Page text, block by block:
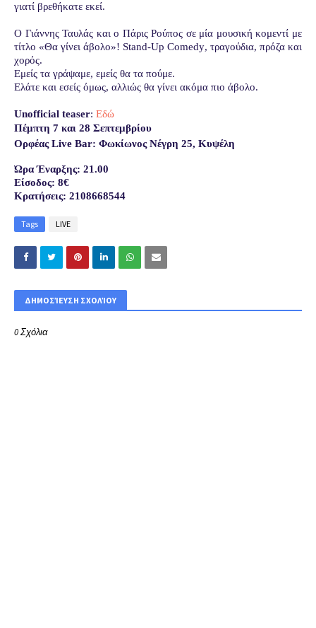
γιατί βρεθήκατε εκεί.
Ο Γιάννης Ταυλάς και ο Πάρις Ρούπος σε μία μουσική κομεντί με
τίτλο «Θα γίνει άβολο»! Stand-Up Comedy, τραγούδια, πρόζα και
χορός.
Εμείς τα γράψαμε, εμείς θα τα πούμε.
Ελάτε και εσείς όμως, αλλιώς θα γίνει ακόμα πιο άβολο.
Unofficial teaser: Εδώ
Πέμπτη 7 και 28 Σεπτεμβρίου
Ορφέας Live Bar: Φωκίωνος Νέγρη 25, Κυψέλη
Ώρα Έναρξης: 21.00
Είσοδος: 8€
Κρατήσεις: 2108668544
Tags LIVE
ΔΗΜΟΣΊΕΥΣΗ ΣΧΟΛΊΟΥ
0 Σχόλια